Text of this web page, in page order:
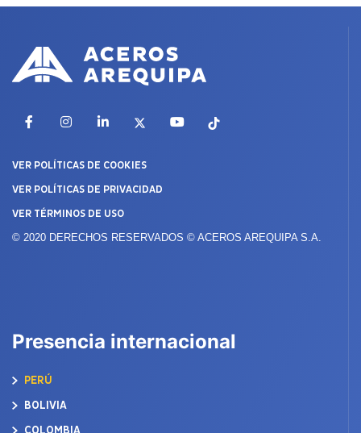
FacebookInstagramLinkedIn YouTubeTikTok
VER POLÍTICAS DE COOKIES
VER POLÍTICAS DE PRIVACIDAD
VER TÉRMINOS DE USO
© 2020 DERECHOS RESERVADOS © ACEROS AREQUIPA S.A.
Presencia internacional
PERÚ
BOLIVIA
COLOMBIA